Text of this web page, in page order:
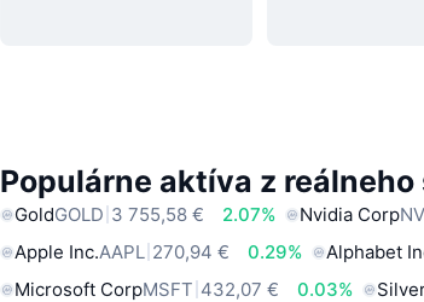
Populárne aktíva z reálneho
GoldGOLD 3 755,58 € 2.07% Nvidia Corp
Apple Inc.AAPL 270,94 € 0.29% Alphabet
Microsoft CorpMSFT 432,07 € 0.03%